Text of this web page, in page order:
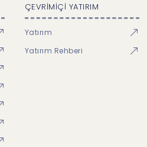
ÇEVRİMİÇİ YATIRIM
Yatırım
Yatırım Rehberi